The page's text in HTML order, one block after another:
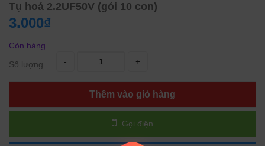
Tụ hoá 2.2UF50V (gói 10 con)
3.000₫
Còn hàng
Số lượng
- +
Thêm vào giỏ hàng
Gọi điện